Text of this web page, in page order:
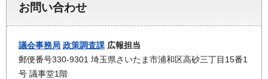
お問い合わせ
議会事務局 政策調査課 広報担当
郵便番号330-9301 埼玉県さいたま市浦和区高砂三丁目15番1
号 議事堂1階